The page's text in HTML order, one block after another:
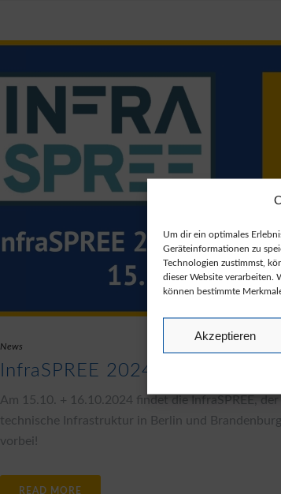
Um dir ein optimales
Geräteinformationen zu
Technologien zustimmst,
dieser Website verarbeiten.
können bestimmte
Akzeptieren
News
InfraSPREE 2024 – Kommt
Am 15.10. + 16.10.2024 findet die InfraSPREE,
technische Infrastruktur in Berlin und
vorbei!
READ MORE